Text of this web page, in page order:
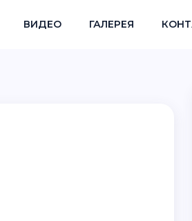
ВИДЕО ГАЛЕРЕЯ